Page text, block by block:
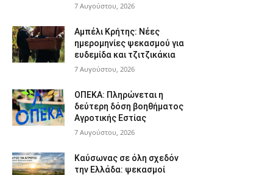
7 Αυγούστου, 2026
Αμπέλι Κρήτης: Νέες
ημερομηνίες ψεκασμού για
ευδεμίδα και τζιτζικάκια
7 Αυγούστου, 2026
ΟΠΕΚΑ: Πληρώνεται η
δεύτερη δόση βοηθήματος
Αγροτικής Εστίας
7 Αυγούστου, 2026
Καύσωνας σε όλη σχεδόν
την Ελλάδα: ψεκασμοί